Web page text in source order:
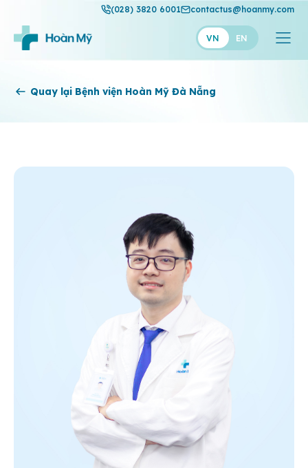
(028) 3820 6001 contactus@hoanmy.com
VN EN
Hoàn Mỹ
Thuận Mỹ
Quay lại Bệnh viện Hoàn Mỹ Đà Nẵng